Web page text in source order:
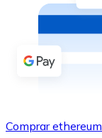
Añade
Comprar
Utiliza
Comprar